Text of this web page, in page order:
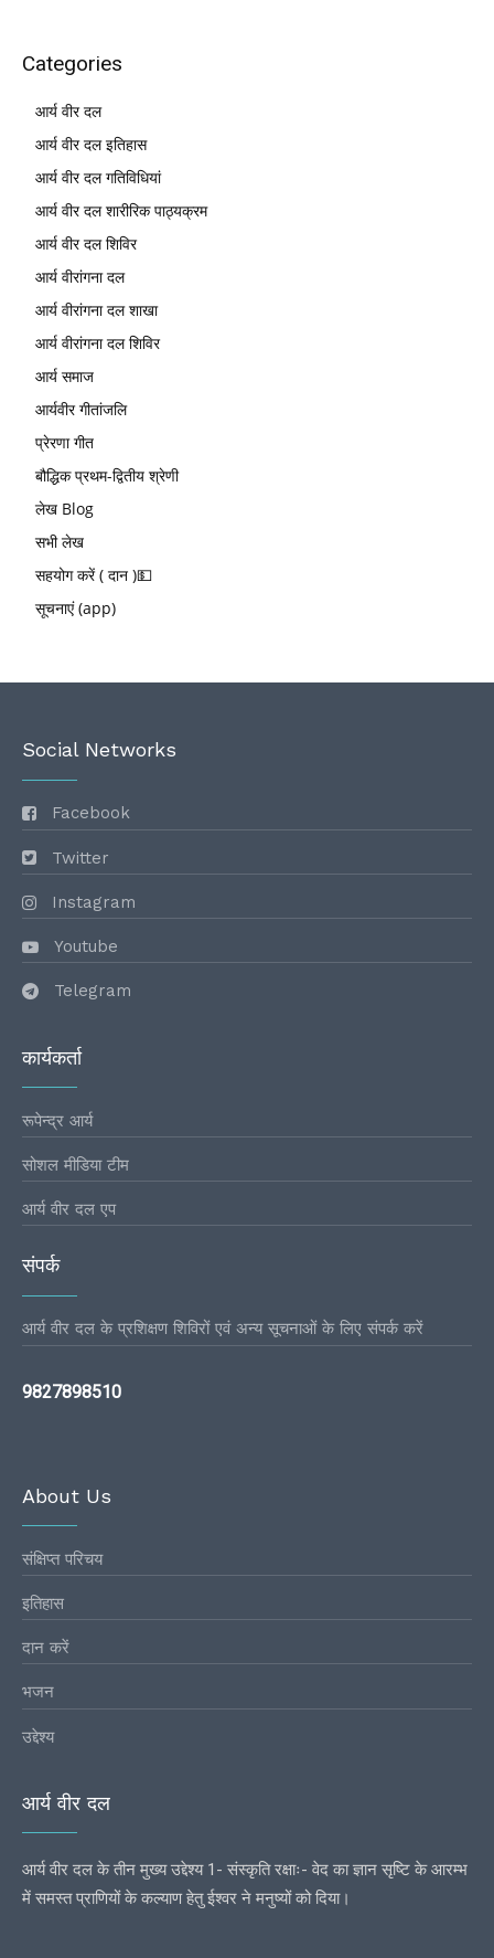
Categories
आर्य वीर दल
आर्य वीर दल इतिहास
आर्य वीर दल गतिविधियां
आर्य वीर दल शारीरिक पाठ्यक्रम
आर्य वीर दल शिविर
आर्य वीरांगना दल
आर्य वीरांगना दल शाखा
आर्य वीरांगना दल शिविर
आर्य समाज
आर्यवीर गीतांजलि
प्रेरणा गीत
बौद्धिक प्रथम-द्वितीय श्रेणी
लेख Blog
सभी लेख
सहयोग करें ( दान )💵
सूचनाएं (app)
Social Networks
Facebook
Twitter
Instagram
Youtube
Telegram
कार्यकर्ता
रूपेन्द्र आर्य
सोशल मीडिया टीम
आर्य वीर दल एप
संपर्क
आर्य वीर दल के प्रशिक्षण शिविरों एवं अन्य सूचनाओं के लिए संपर्क करें
9827898510
About Us
संक्षिप्त परिचय
इतिहास
दान करें
भजन
उद्देश्य
आर्य वीर दल
आर्य वीर दल के तीन मुख्य उद्देश्य 1- संस्कृति रक्षाः- वेद का ज्ञान सृष्टि के आरम्भ
में समस्त प्राणियों के कल्याण हेतु ईश्वर ने मनुष्यों को दिया।